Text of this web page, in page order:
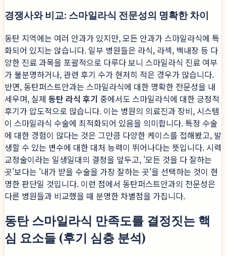
경쟁사와 비교: 스마일라식 전문성의 명확한 차이
동탄 지역에는 여러 안과가 있지만, 모든 안과가 스마일라식에 특
화되어 있지는 않습니다. 일부 병원들은 라식, 라섹, 백내장 등 다
양한 진료 과목을 포괄적으로 다루다 보니 스마일라식 진료 여부
가 불분명하거나, 관련 후기 수가 현저히 적은 경우가 많습니다.
반면, 동탄퍼스트안과는 스마일라식에 대한 명확한 전문성을 내
세우며, 실제 동탄 라식 후기 중에서도 스마일라식에 대한 긍정적
후기가 압도적으로 많습니다. 이는 병원의 의료진과 장비, 시스템
이 스마일라식 수술에 최적화되어 있음을 의미합니다. 특정 수술
에 대한 경험이 많다는 것은 그만큼 다양한 케이스를 접해봤고, 발
생할 수 있는 변수에 대한 대처 능력이 뛰어나다는 뜻입니다. 시력
교정술이라는 일생일대의 결정을 앞두고, '모든 것을 다 잘하는
곳'보다는 '내가 받을 수술을 가장 잘하는 곳'을 선택하는 것이 현
명한 판단일 것입니다. 이런 점에서 동탄퍼스트안과의 전문성은
다른 병원들과 비교했을 때 분명한 차별점을 가집니다.
동탄 스마일라식 만족도를 결정짓는 핵
심 요소들 (후기 심층 분석)